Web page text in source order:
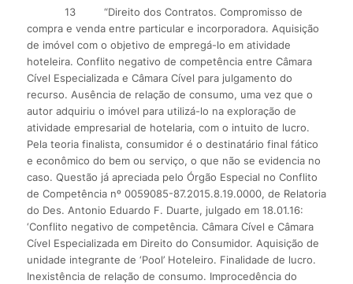
13
“Direito dos Contratos. Compromisso de
compra e venda entre particular e incorporadora. Aquisição
de imóvel com o objetivo de empregá-lo em atividade
hoteleira. Conflito negativo de competência entre Câmara
Cível Especializada e Câmara Cível para julgamento do
recurso. Ausência de relação de consumo, uma vez que o
autor adquiriu o imóvel para utilizá-lo na exploração de
atividade empresarial de hotelaria, com o intuito de lucro.
Pela teoria finalista, consumidor é o destinatário final fático
e econômico do bem ou serviço, o que não se evidencia no
caso. Questão já apreciada pelo Órgão Especial no Conflito
de Competência nº 0059085-87.2015.8.19.0000, de Relatoria
do Des. Antonio Eduardo F. Duarte, julgado em 18.01.16:
‘Conflito negativo de competência. Câmara Cível e Câmara
Cível Especializada em Direito do Consumidor. Aquisição de
unidade integrante de ‘Pool’ Hoteleiro. Finalidade de lucro.
Inexistência de relação de consumo. Improcedência do